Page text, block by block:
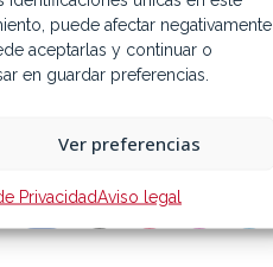
puede afectar negativamente
aceptarlas y continuar o
en guardar preferencias.
Ver preferencias
PrivacidadAviso legal
0